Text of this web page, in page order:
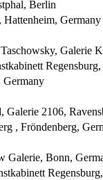
Berlin
Germany
Galerie
Germany
2106,
, Fröndenberg,
Galerie, Bonn,